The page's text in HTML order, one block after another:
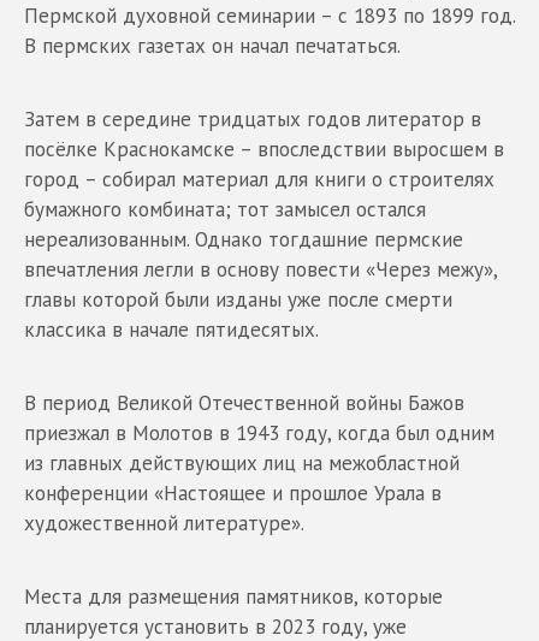
Пермской духовной семинарии – с 1893 по 1899 год.
В пермских газетах он начал печататься.
Затем в середине тридцатых годов литератор в
посёлке Краснокамске – впоследствии выросшем в
город – собирал материал для книги о строителях
бумажного комбината; тот замысел остался
нереализованным. Однако тогдашние пермские
впечатления легли в основу повести «Через межу»,
главы которой были изданы уже после смерти
классика в начале пятидесятых.
В период Великой Отечественной войны Бажов
приезжал в Молотов в 1943 году, когда был одним
из главных действующих лиц на межобластной
конференции «Настоящее и прошлое Урала в
художественной литературе».
Места для размещения памятников, которые
планируется установить в 2023 году, уже